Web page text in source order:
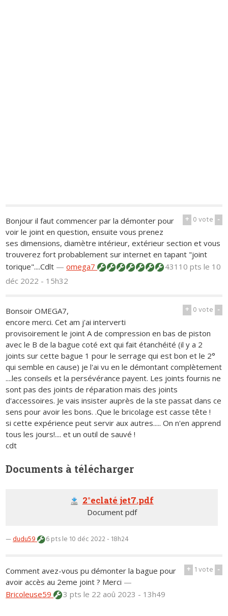
+ 0vote -
Bonjour il faut commencer par la démonter pour
voir le joint en question, ensuite vous prenez
ses dimensions, diamètre intérieur, extérieur section et vous
trouverez fort probablement sur internet en tapant "joint
torique"....Cdlt —omega7 43110 ptsle 10
déc 2022 - 15h32
+ 0vote -
Bonsoir OMEGA7,
encore merci. Cet am j'ai interverti
provisoirement le joint A de compression en bas de piston
avec le B de la bague coté ext qui fait étanchéité (il y a 2
joints sur cette bague 1 pour le serrage qui est bon et le 2°
qui semble en cause) je l'ai vu en le démontant complètement
....les conseils et la persévérance payent. Les joints fournis ne
sont pas des joints de réparation mais des joints
d'accessoires. Je vais insister auprès de la ste passat dans ce
sens pour avoir les bons. .Que le bricolage est casse tête !
si cette expérience peut servir aux autres..... On n'en apprend
tous les jours!.... et un outil de sauvé !
cdt
Documents à télécharger
2°eclaté jet7.pdf
Document pdf
—dudu59 6 ptsle 10 déc 2022 - 18h24
+ 1vote -
Comment avez-vous pu démonter la bague pour
avoir accès au 2eme joint ? Merci —
Bricoleuse59
3 ptsle 22 aoû 2023 - 13h49